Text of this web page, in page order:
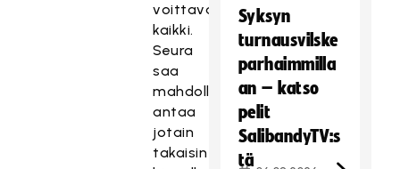
voittavat
kaikki.
Seura
saa
mahdollisuuden
antaa
jotain
takaisin
Syksyn
turnausvilske
parhaimmilla
an – katso
pelit
SalibandyTV:s
tä